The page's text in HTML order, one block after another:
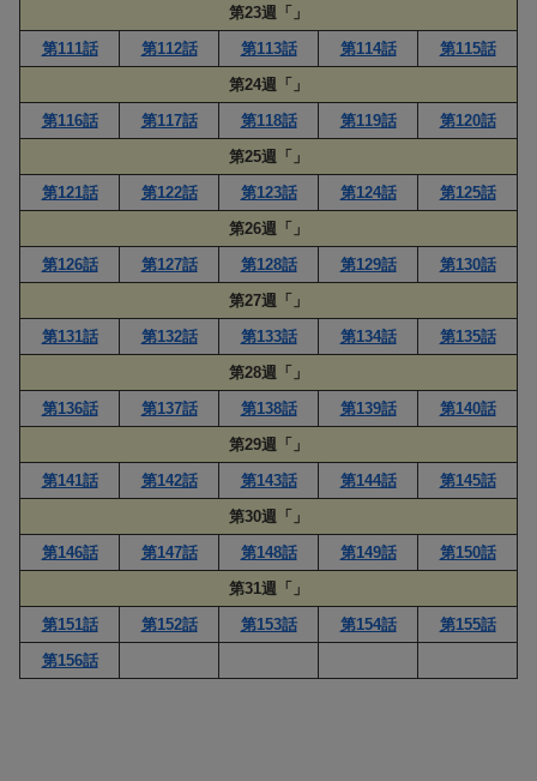
第23週「」
第111話
第112話 第113話 第114話
第115話
第24週「」
第116話
第117話 第118話 第119話
第120話
第25週「」
第121話
第122話 第123話 第124話
第125話
第26週「」
第126話
第127話 第128話 第129話
第130話
第27週「」
第131話
第132話 第133話 第134話
第135話
第28週「」
第136話
第137話 第138話 第139話
第140話
第29週「」
第141話
第142話 第143話 第144話
第145話
第30週「」
第146話
第147話 第148話 第149話
第150話
第31週「」
第151話
第152話 第153話 第154話
第155話
第156話